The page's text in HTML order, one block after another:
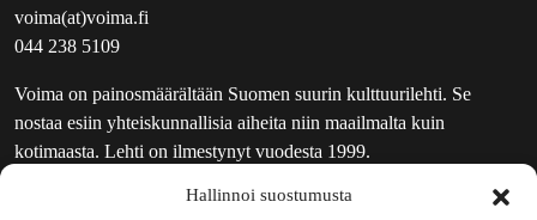
Hallinnoi suostumusta
voima(at)voima.fi
044 238 5109
Voima on painosmäärältään Suomen suurin kulttuurilehti. Se
nostaa esiin yhteiskunnallisia aiheita niin maailmalta kuin
kotimaasta. Lehti on ilmestynyt vuodesta 1999.